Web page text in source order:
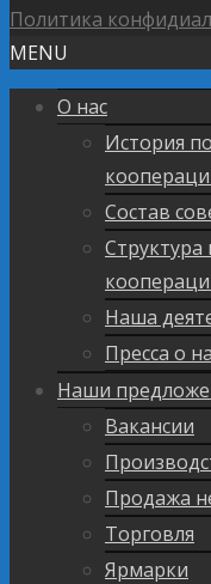
Политика
MENU
О нас
История
Состав
Структура
Наша
Пресса о
Наши
Вакансии
Продажа
Торговля
Ярмарки